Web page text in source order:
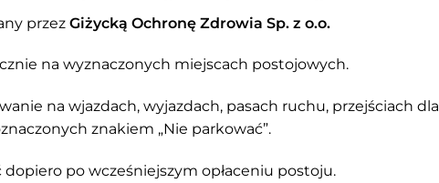
przez Giżycką Ochronę Zdrowia Sp. z o.o.
na wyznaczonych miejscach postojowych.
na wjazdach, wyjazdach, pasach ruchu, przejściach dla
znakiem „Nie parkować”.
po wcześniejszym opłaceniu postoju.